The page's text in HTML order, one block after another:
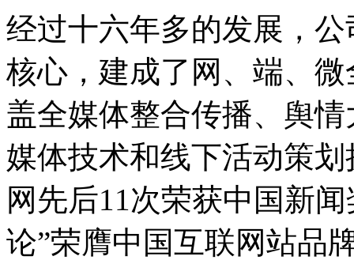
经过十六年多的发展，
核心，建成了网、端、
盖全媒体整合传播、舆
媒体技术和线下活动策
网先后11次荣获中国新
论”荣膺中国互联网站品